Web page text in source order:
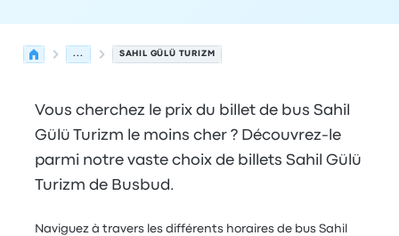
... SAHIL GÜLÜ TURIZM
Vous cherchez le prix du billet de bus Sahil
Gülü Turizm le moins cher ? Découvrez-le
parmi notre vaste choix de billets Sahil Gülü
Turizm de Busbud.
Naviguez à travers les différents horaires de bus Sahil